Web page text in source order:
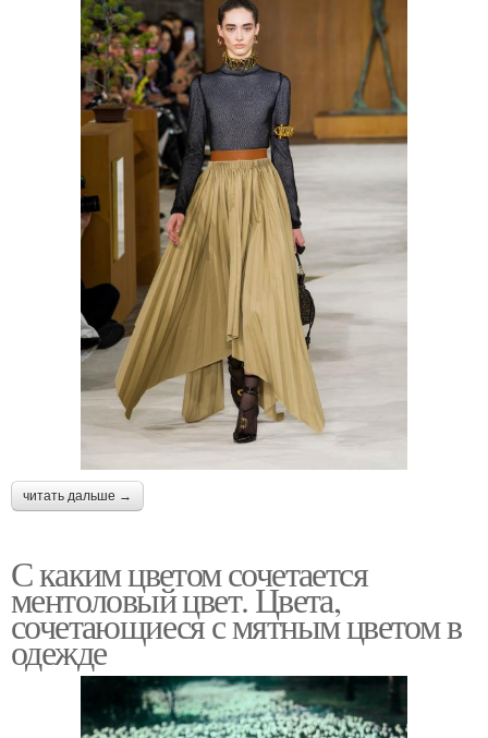
читать дальше →
С каким цветом сочетается
ментоловый цвет. Цвета,
сочетающиеся с мятным цветом в
одежде